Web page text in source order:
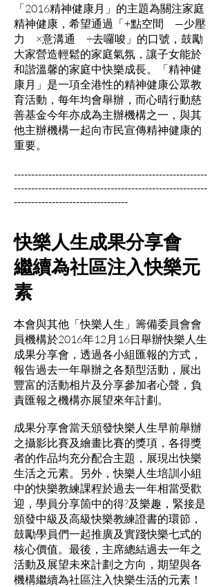
「2016精神健康月」的主題為關注家庭
精神健康，希望通過「+點空間 —少壓
力 ×意溝通 ÷去囉唆」的口號，鼓勵
大家營造輕鬆的家庭氣氛，讓子女能於
和諧溫馨的家庭中快樂成長。「精神健
康月」是一項全港性的精神健康公眾教
育活動，每年均會舉辦，而心晴行動慈
善基金今年亦成為主辦機構之一，與其
他主辦機構一起向市民宣傳精神健康的
重要。
--------------------------------------------------------
--------------------------------------------------------
---------------------------------
快樂人生成果分享會
繼續為社區注入快樂元
素
本會與其他「快樂人生」籌備委員會會
員機構於2016年12月16日舉辦快樂人生
成果分享會，透過各小組匯報的方式，
報告過去一年舉辦之各類型活動，展出
豐富的活動相片及分享參加者心聲，負
責匯報之機構亦展望來年計劃。
成果分享會當天頒發快樂人生早前舉辦
之攝影比賽及繪畫比賽的獎項，各得獎
者的作品均充分配合主題，展現出快樂
生活之元素。另外，快樂人生培訓小組
中的快樂教練課程於過去一年相當受歡
迎，學員分享箇中的得?及樂趣，緊接是
頒發中級及高級快樂教練證書的環節，
鼓勵學員們一起推廣及實踐快樂七式的
核心價值。最後，主席總結過去一年之
活動及展望未來計劃之方向，期望與各
機構繼續為社區注入快樂生活的元素！